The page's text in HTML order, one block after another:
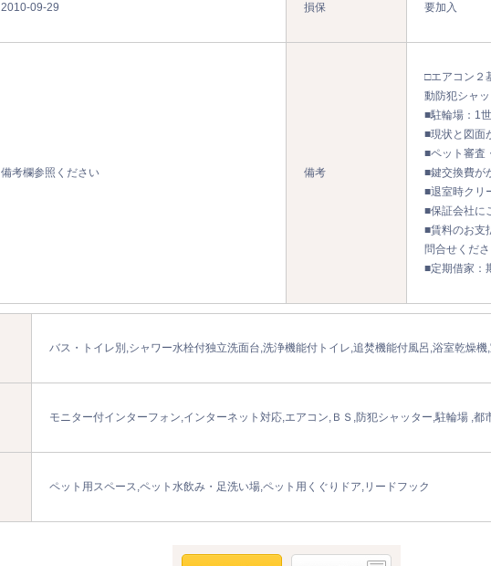
2010-09-29 損保 要加入
備考欄参照ください 備考
□エアコン２
動防犯シャ
■駐輪場：1
■現状と図面
■ペット審査
■鍵交換費が
■退室時クリ
■保証会社に
■賃料のお支
問合せくだ
■定期借家：
バス・トイレ別,シャワー水栓付独立洗面台,洗浄機能付トイレ,追焚機能付風呂,浴室乾燥
モニター付インターフォン,インターネット対応,エアコン,ＢＳ,防犯シャッター,駐輪場 ,都
ペット用スペース,ペット水飲み・足洗い場,ペット用くぐりドア,リードフック